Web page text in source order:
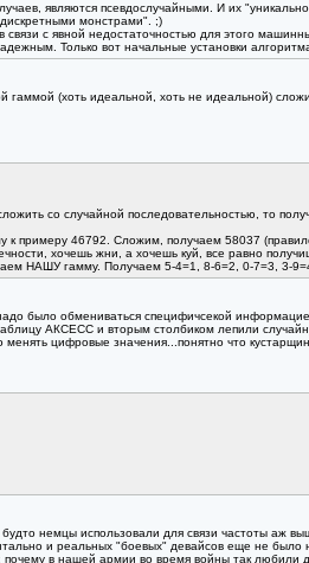
являются псевдослучайными. И их
монстрами". ;)
с явной недостаточностью для этого
Только вот начальные установки
(хоть идеальной, хоть не идеальной)
со случайной последовательностью, то
к примеру 46792. Сложим, получаем 58037
хочешь жни, а хочешь куй, все равно
НАШУ гамму. Получаем 5-4=1, 8-6=2, 0-7=3, 3-
было обмениваться специфичсекой
АКСЕСС и вторым столбиком лепили
цифровые значения...понятно что
немцы использовали для связи частоты аж
и реальных "боевых" девайсов еще не
в нашей армии во время войны так любили